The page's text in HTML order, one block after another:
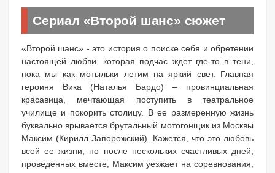
Сериал «Второй шанс» сюжет
«Второй шанс» - это история о поиске себя и обретении
настоящей любви, которая подчас ждет где-то в тени,
пока мы как мотыльки летим на яркий свет. Главная
героиня Вика (Наталья Бардо) – провинциальная
красавица, мечтающая поступить в театральное
училище и покорить столицу. В ее размеренную жизнь
буквально врывается брутальный мотогонщик из Москвы
Максим (Кирилл Запорожский). Кажется, что это любовь
всей ее жизни, но после нескольких счастливых дней,
проведенных вместе, Максим уезжает на соревнования,